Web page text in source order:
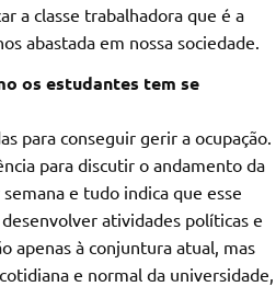
a classe trabalhadora que é a
abastada em nossa sociedade.
os estudantes tem se
para conseguir gerir a ocupação.
para discutir o andamento da
e tudo indica que esse
atividades políticas e
apenas à conjuntura atual, mas
e normal da universidade,